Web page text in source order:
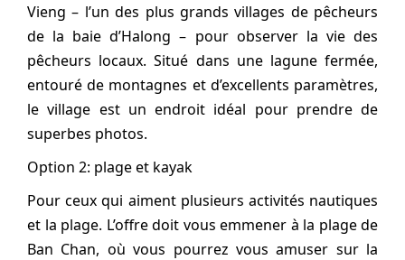
Vieng – l’un des plus grands villages de pêcheurs
de la baie d’Halong – pour observer la vie des
pêcheurs locaux. Situé dans une lagune fermée,
entouré de montagnes et d’excellents paramètres,
le village est un endroit idéal pour prendre de
superbes photos.
Option 2: plage et kayak
Pour ceux qui aiment plusieurs activités nautiques
et la plage. L’offre doit vous emmener à la plage de
Ban Chan, où vous pourrez vous amuser sur la